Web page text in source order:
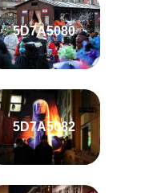
5D7A5080
5D7A5082